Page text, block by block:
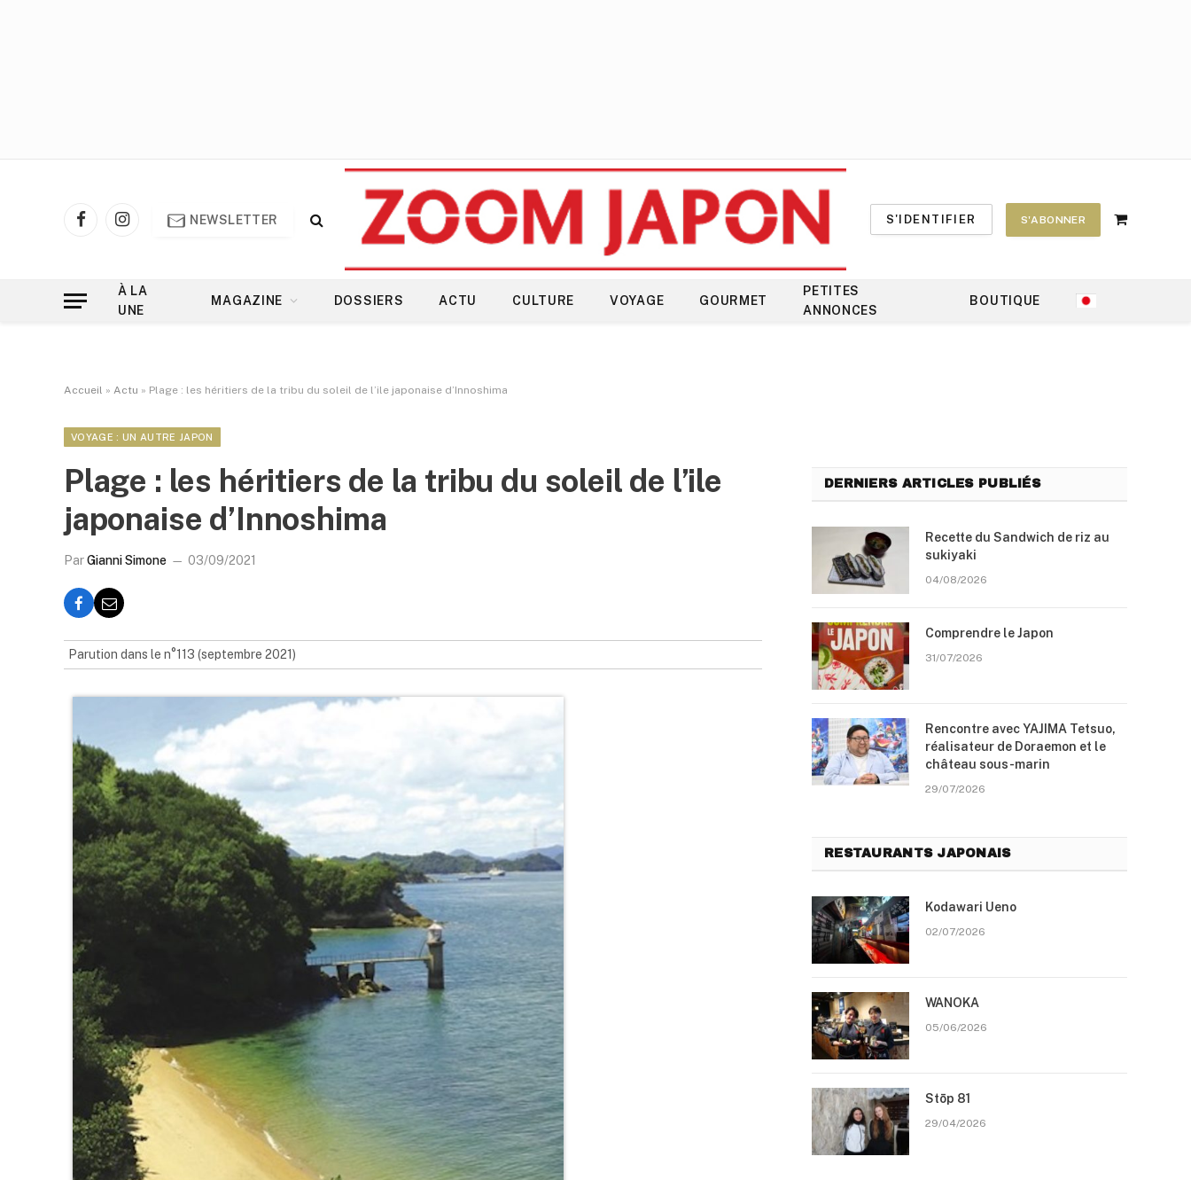
FacebookInstagram
NEWSLETTER S'IDENTIFIER S'ABONNER
Shopping
À LA
UNE
MAGAZINE DOSSIERS ACTU CULTURE VOYAGE GOURMET
PETITES
ANNONCES
BOUTIQUE
Accueil » Actu » Plage : les héritiers de la tribu du soleil de l’ile japonaise d’Innoshima
VOYAGE : UN AUTRE JAPON
Plage : les héritiers de la tribu du soleil de l’ile
japonaise d’Innoshima
ParGianni Simone 03/09/2021
Parution dans le n°113 (septembre 2021)
DERNIERS ARTICLES PUBLIÉS
Recette du Sandwich de riz au
sukiyaki
04/08/2026
Comprendre le Japon
31/07/2026
Rencontre avec YAJIMA Tetsuo,
réalisateur de Doraemon et le
château sous-marin
29/07/2026
RESTAURANTS JAPONAIS
Kodawari Ueno
02/07/2026
WANOKA
05/06/2026
Stōp 81
29/04/2026